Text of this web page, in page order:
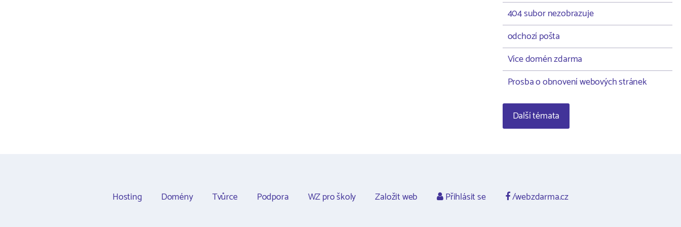
404 subor nezobrazuje
odchozí pošta
Více domén zdarma
Prosba o obnovení webových stránek
Další témata
Hosting Domény Tvůrce Podpora WZ pro školy Založit web Přihlásit se /webzdarma.cz